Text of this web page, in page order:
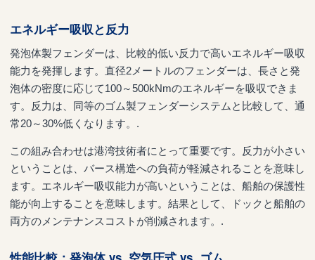
エネルギー吸収と反力
発泡体製フェンダーは、比較的低い反力で高いエネルギー吸収
能力を発揮します。直径2メートルのフェンダーは、長さと発
泡体の密度に応じて100～500kNmのエネルギーを吸収できま
す。反力は、同等のゴム製フェンダーシステムと比較して、通
常20～30%低くなります。.
この組み合わせは港湾技術者にとって重要です。反力が小さい
ということは、バース構造への負荷が軽減されることを意味し
ます。エネルギー吸収能力が高いということは、船舶の保護性
能が向上することを意味します。結果として、ドックと船舶の
両方のメンテナンスコストが削減されます。.